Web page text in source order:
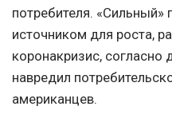
потребителя. «Сильный»
источником для роста,
коронакризис,
навредил
американцев.